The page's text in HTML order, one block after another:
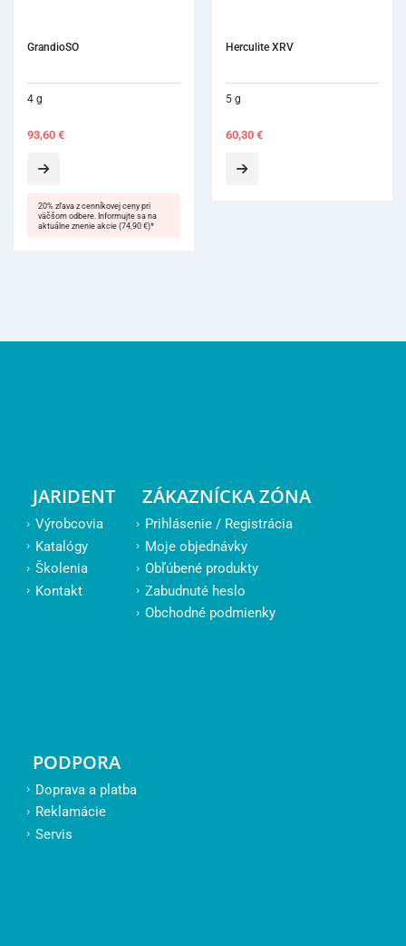
Herculite XRV
5 g
60,30 €
JARIDENT
Výrobcovia
Katalógy
Školenia
Kontakt
ZÁKAZNÍCKA ZÓNA
Prihlásenie / Registrácia
Moje objednávky
Obľúbené produkty
Zabudnuté heslo
Obchodné podmienky
PODPORA
Doprava a platba
Reklamácie
Servis